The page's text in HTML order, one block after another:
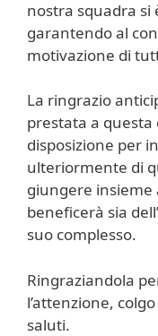
nostra squadra si
garantendo al
motivazione di
La ringrazio
prestata a questa
disposizione per
ulteriormente di
giungere insieme
beneficerà sia
suo complesso.
Ringraziandola
l’attenzione,
saluti.